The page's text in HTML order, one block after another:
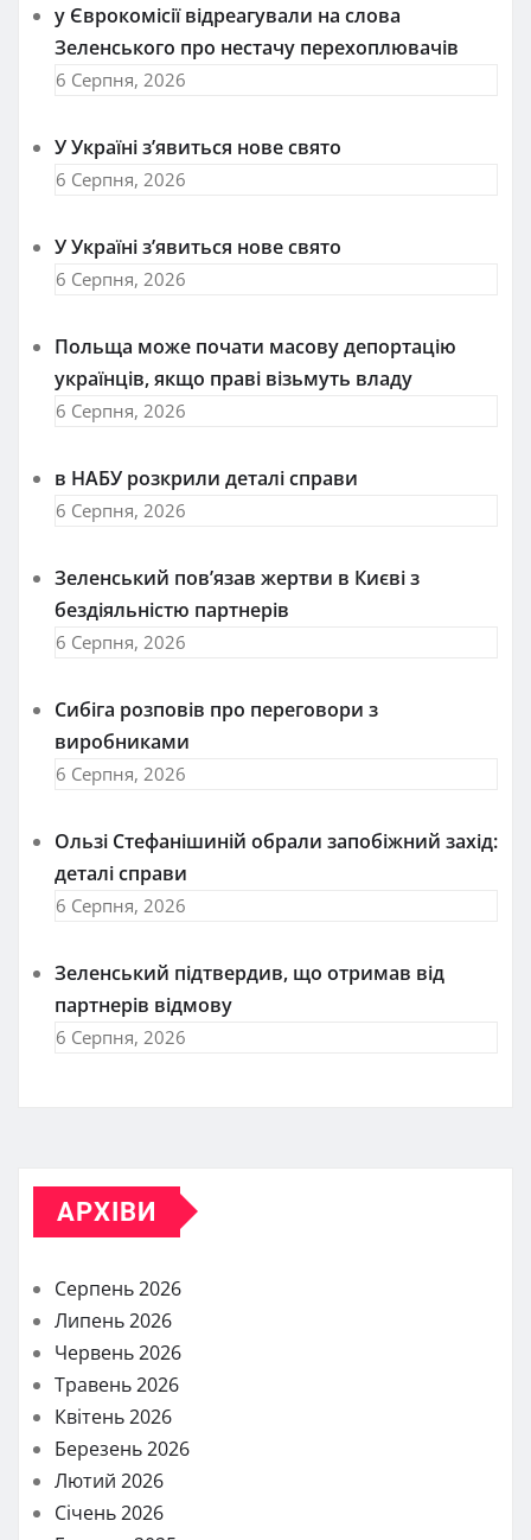
у Єврокомісії відреагували на слова
Зеленського про нестачу перехоплювачів
6 Серпня, 2026
У Україні з’явиться нове свято
6 Серпня, 2026
У Україні з’явиться нове свято
6 Серпня, 2026
Польща може почати масову депортацію
українців, якщо праві візьмуть владу
6 Серпня, 2026
в НАБУ розкрили деталі справи
6 Серпня, 2026
Зеленський пов’язав жертви в Києві з
бездіяльністю партнерів
6 Серпня, 2026
Сибіга розповів про переговори з
виробниками
6 Серпня, 2026
Ользі Стефанішиній обрали запобіжний захід:
деталі справи
6 Серпня, 2026
Зеленський підтвердив, що отримав від
партнерів відмову
6 Серпня, 2026
АРХІВИ
Серпень 2026
Липень 2026
Червень 2026
Травень 2026
Квітень 2026
Березень 2026
Лютий 2026
Січень 2026